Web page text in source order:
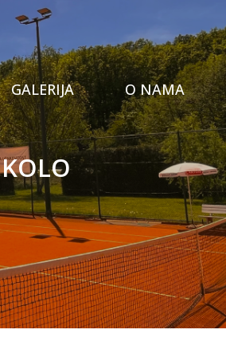
GALERIJA O NAMA